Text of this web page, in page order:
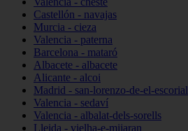
Castellón - navajas
Murcia - cieza
Valencia - paterna
Barcelona - mataró
Albacete - albacete
Alicante - alcoi
Madrid - san-lorenzo-de-el-escorial
Valencia - sedaví
Valencia - albalat-dels-sorells
Lleida - vielha-e-mijaran